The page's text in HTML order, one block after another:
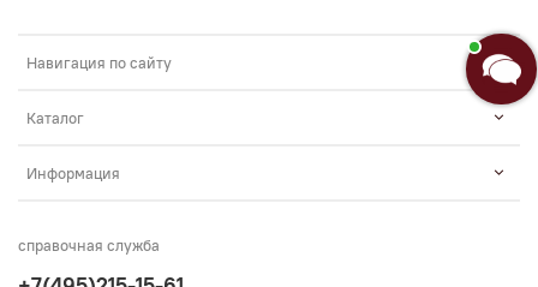
Навигация по сайту
Каталог
Информация
справочная служба